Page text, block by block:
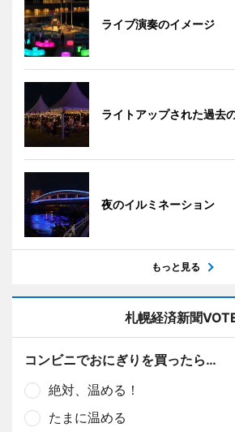
ライブ演奏のイメージ
ライトアップされた過去
夜のイルミネーション
もっと見る
札幌経済新聞
コンビニでおにぎりを買ったら…
絶対、温める！
たまに温める